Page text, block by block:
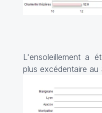
L'ensoleillement a
plus excédentaire